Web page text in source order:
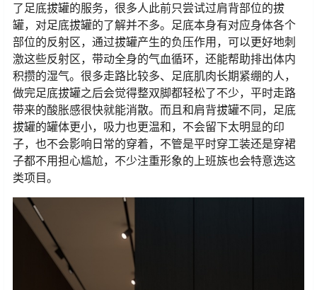
了足底拔罐的服务，很多人此前只尝试过肩背部位的拔
罐，对足底拔罐的了解并不多。足底本身有对应身体各个
部位的反射区，通过拔罐产生的负压作用，可以更好地刺
激这些反射区，带动全身的气血循环，还能帮助排出体内
积攒的湿气。很多走路比较多、足底肌肉长期紧绷的人，
做完足底拔罐之后会觉得整双脚都轻松了不少，平时走路
带来的酸胀感很快就能消散。而且和肩背拔罐不同，足底
拔罐的罐体更小，吸力也更温和，不会留下太明显的印
子，也不会影响日常的穿着，不管是平时穿工装还是穿裙
子都不用担心尴尬，不少注重形象的上班族也会特意选这
类项目。